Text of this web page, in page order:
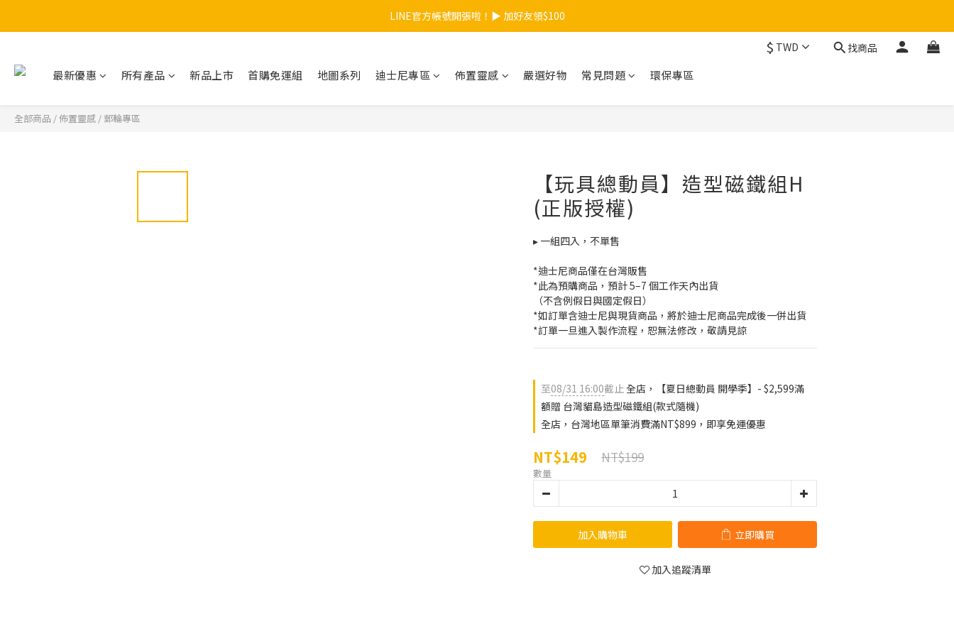
【夏日總動員】買任款式筆記本再送內頁！>>點我
$ TWD 找商品
最新優惠 所有產品 新品上市 首購免運組 地圖系列 迪士尼專區 佈置靈感 嚴選好物 常見問題 環保專區
全部商品 /佈置靈感 /郵輪專區
【玩具總動員】造型磁鐵組H
(正版授權)
▸ 一組四入，不單售
*迪士尼商品僅在台灣販售
*此為預購商品，預計 5–7 個工作天內出貨
（不含例假日與國定假日）
*如訂單含迪士尼與現貨商品，將於迪士尼商品完成後一併出貨
*訂單一旦進入製作流程，恕無法修改，敬請見諒
至08/31 16:00截止全店，【夏日總動員 開學季】- $2,599滿
額贈 台灣貓島造型磁鐵組(款式隨機)
全店，台灣地區單筆消費滿NT$899，即享免運優惠
NT$149 NT$199
數量
加入購物車 立即購買
加入追蹤清單